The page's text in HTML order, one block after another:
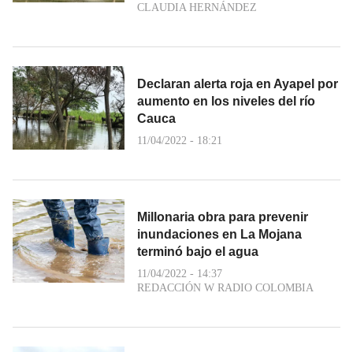
CLAUDIA HERNÁNDEZ
Declaran alerta roja en Ayapel por
aumento en los niveles del río
Cauca
11/04/2022 - 18:21
Millonaria obra para prevenir
inundaciones en La Mojana
terminó bajo el agua
11/04/2022 - 14:37
REDACCIÓN W RADIO COLOMBIA